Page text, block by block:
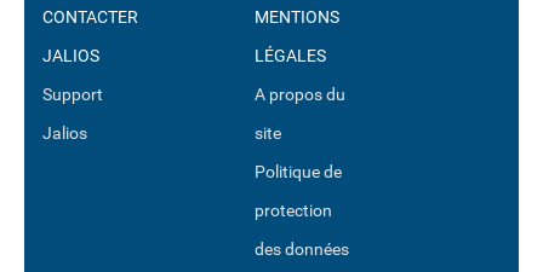
CONTACTER
JALIOS
Support
Jalios
MENTIONS
LÉGALES
A propos du
site
Politique de
protection
des données